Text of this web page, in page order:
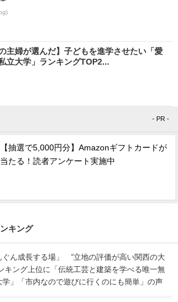
の主婦が選んだ】子どもを進学させたい「愛
立大学」ランキングTOP2...
- PR -
【抽選で5,000円分】Amazonギフトカードが
当たる！読者アンケート実施中
キング
ぐん成長する場」 “立地の評価が高い関西の大
キング上位に「伝統工芸と建築を学べる唯一無
学」「市内なので遊びに行くのにも簡単」の声